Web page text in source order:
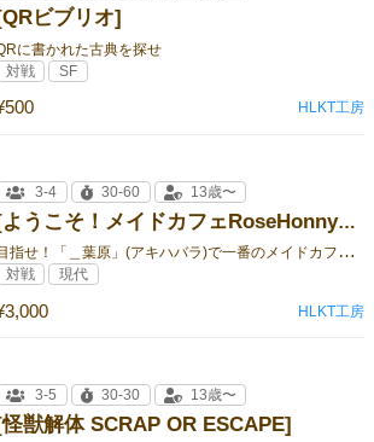
[QRビブリオ]
に書かれた古典を探せ
対戦 SF
HLKT工房
[ようこそ！メイドカフェRoseHonny～バラ色ロードは蜜の味～]
目
指せ！「＿葉原」(アキハバラ)で一番のメイドカフェ！！
3-4 30-60 13歳〜
対戦 現代
HLKT工房
[怪獣解体 SCRAP OR ESCAPE]
3-5 30-30 13歳〜